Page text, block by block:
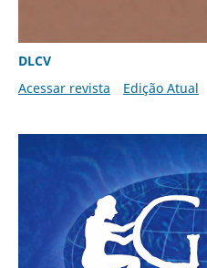
DLCV
Acessar revista
Edição Atual